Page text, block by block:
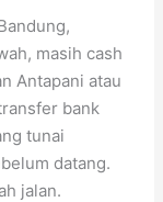
masih cash
Antapani atau
bank
tunai
datang.
jalan.